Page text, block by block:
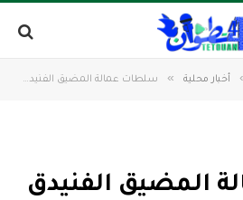
أخبار محلية » سلطات عمالة المضيق الفنيدق تستبق التساقطات بإجراءات احترازية
المضيق الفنيدق